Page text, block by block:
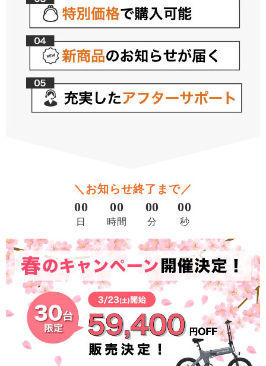
＼お知らせ終了まで／
00
日
00
時間
00
分
00
秒